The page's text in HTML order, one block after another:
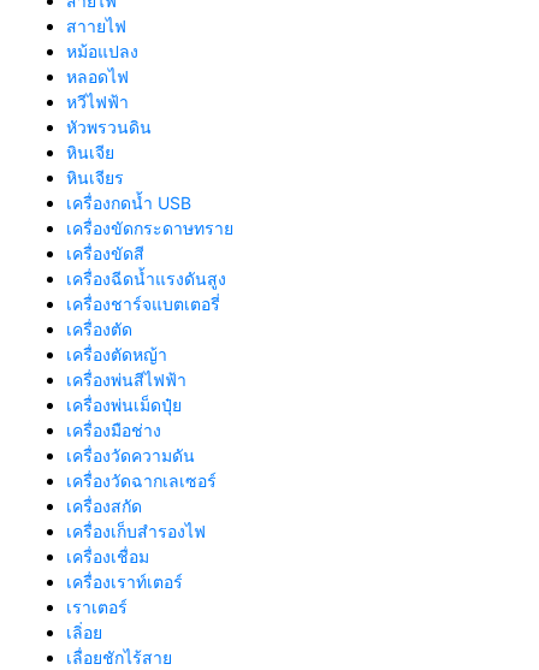
สาายไฟ
หม้อแปลง
หลอดไฟ
หวีไฟฟ้า
หัวพรวนดิน
หินเจีย
หินเจียร
เครื่องกดน้ำ USB
เครื่องขัดกระดาษทราย
เครื่องขัดสี
เครื่องฉีดน้ำแรงดันสูง
เครื่องชาร์จแบตเตอรี่
เครื่องตัด
เครื่องตัดหญ้า
เครื่องพ่นสีไฟฟ้า
เครื่องพ่นเม็ดปุ๋ย
เครื่องมือช่าง
เครื่องวัดความดัน
เครื่องวัดฉากเลเซอร์
เครื่องสกัด
เครื่องเก็บสํารองไฟ
เครื่องเชื่อม
เครื่องเราท์เตอร์
เราเตอร์
เลิ่อย
เลื่อยชักไร้สาย